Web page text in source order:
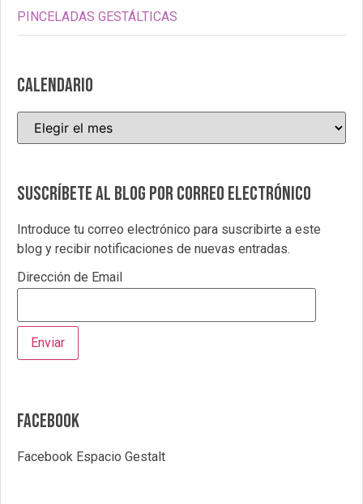
PINCELADAS GESTÁLTICAS
CALENDARIO
Suscríbete al blog por correo electrónico
Introduce tu correo electrónico para suscribirte a este
blog y recibir notificaciones de nuevas entradas.
Dirección de Email
Facebook
Facebook Espacio Gestalt